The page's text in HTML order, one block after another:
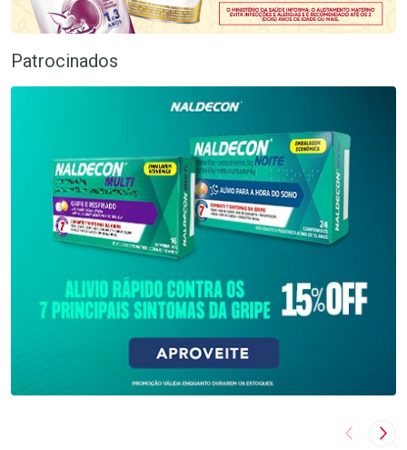
Patrocinados
Imagem